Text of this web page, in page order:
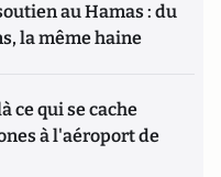
au Hamas : du
la même haine
ce qui se cache
à l'aéroport de